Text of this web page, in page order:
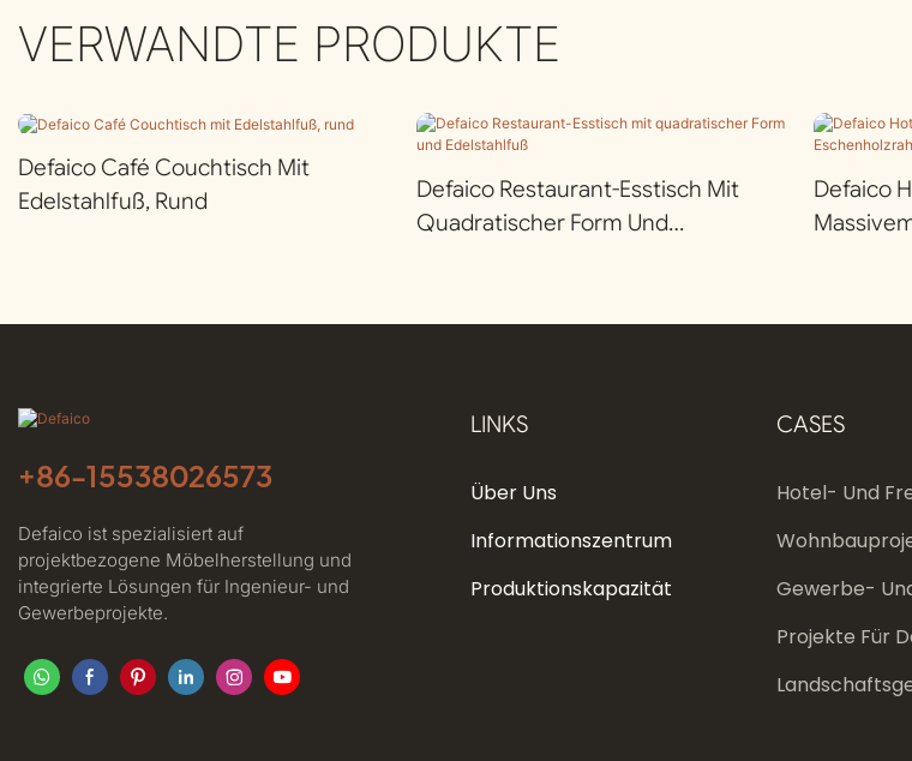
VERWANDTE PRODUKTE
Defaico Café Couchtisch Mit
Edelstahlfuß, Rund
Defaico Restaurant-Esstisch Mit
Quadratischer Form Und
Defaico
+86-15538026573
Defaico ist spezialisiert auf
projektbezogene Möbelherstellung und
integrierte Lösungen für Ingenieur- und
Gewerbeprojekte.
LINKS
Über Uns
Informationszentrum
Produktionskapazität
CASES
Hotel- Und
Gewerbe-
Projekte Für